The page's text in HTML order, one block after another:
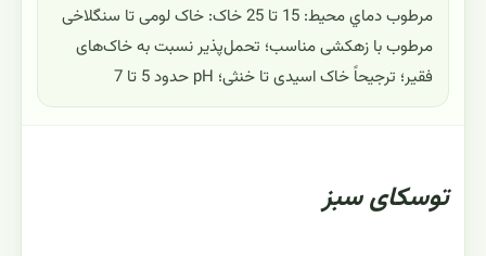
مرطوب دماي محيط: 15 تا 25 خاک: خاک لومی تا سنگلاخی
مرطوب با زهکشی مناسب؛ تحمل‌پذیر نسبت به خاک‌های
فقیر؛ ترجیحاً خاک اسیدی تا خنثی؛ pH حدود 5 تا 7
توسکای سبز